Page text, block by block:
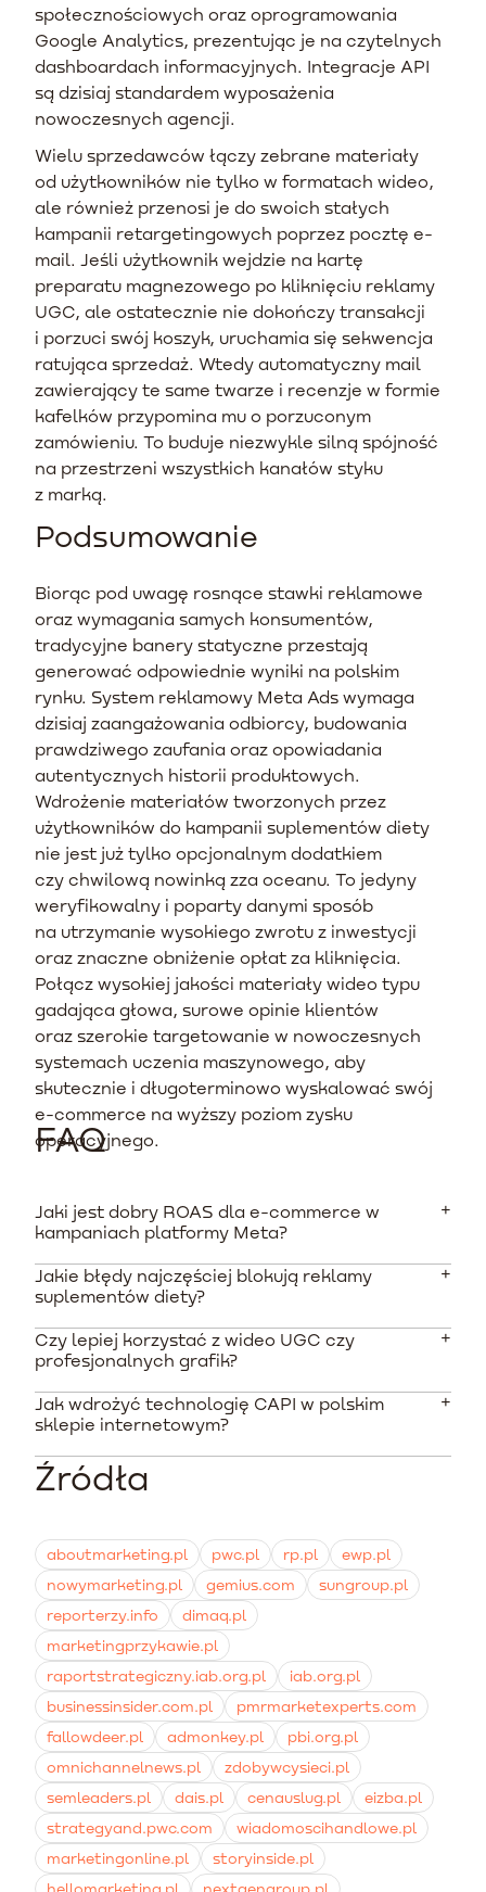
społecznościowych oraz oprogramowania
Google Analytics, prezentując je na czytelnych
dashboardach informacyjnych. Integracje API
są dzisiaj standardem wyposażenia
nowoczesnych agencji.
Wielu sprzedawców łączy zebrane materiały
od użytkowników nie tylko w formatach wideo,
ale również przenosi je do swoich stałych
kampanii retargetingowych poprzez pocztę e-
mail. Jeśli użytkownik wejdzie na kartę
preparatu magnezowego po kliknięciu reklamy
UGC, ale ostatecznie nie dokończy transakcji
i porzuci swój koszyk, uruchamia się sekwencja
ratująca sprzedaż. Wtedy automatyczny mail
zawierający te same twarze i recenzje w formie
kafelków przypomina mu o porzuconym
zamówieniu. To buduje niezwykle silną spójność
na przestrzeni wszystkich kanałów styku
z marką.
Podsumowanie
Biorąc pod uwagę rosnące stawki reklamowe
oraz wymagania samych konsumentów,
tradycyjne banery statyczne przestają
generować odpowiednie wyniki na polskim
rynku. System reklamowy Meta Ads wymaga
dzisiaj zaangażowania odbiorcy, budowania
prawdziwego zaufania oraz opowiadania
autentycznych historii produktowych.
Wdrożenie materiałów tworzonych przez
użytkowników do kampanii suplementów diety
nie jest już tylko opcjonalnym dodatkiem
czy chwilową nowinką zza oceanu. To jedyny
weryfikowalny i poparty danymi sposób
na utrzymanie wysokiego zwrotu z inwestycji
oraz znaczne obniżenie opłat za kliknięcia.
Połącz wysokiej jakości materiały wideo typu
gadająca głowa, surowe opinie klientów
oraz szerokie targetowanie w nowoczesnych
systemach uczenia maszynowego, aby
skutecznie i długoterminowo wyskalować swój
e-commerce na wyższy poziom zysku
operacyjnego.
FAQ
Jaki jest dobry ROAS dla e-commerce w
kampaniach platformy Meta?
Średni ROAS dla e-commerce na polskim rynku wynosi
wydaną złotówkę). Za wynik bardzo solidny uważa się
ROAS na poziomie 400-500%, a najlepsze,
próg 800% zwrotu z inwestycji.
Jakie błędy najczęściej blokują reklamy
suplementów diety?
Największym błędem jest przypisywanie suplementom
zapobiegania chorobom ludzkim. Brak wyraźnego
oznaczenia preparatu sformułowaniem SUPLEMENT
regulaminowe sieci.
Czy lepiej korzystać z wideo UGC czy
profesjonalnych grafik?
Dane rynkowe wskazują, że surowe formy wideo typu
zaangażowanie i konwersje, zwłaszcza na wczesnym
etapie lejka (TOFU). Wynika to z faktu, że konsumenci
często po prostu ignorowane.
Jak wdrożyć technologię CAPI w polskim
sklepie internetowym?
Implementację Conversions API najszybciej wykonasz
wdrożenie Server-Side Google Tag Manager (SST GTM).
Jest to w 2025 roku standard technologiczny
zabezpieczający Twoje wyniki biznesowe przed
blokadami ciasteczek.
Źródła
aboutmarketing.pl pwc.pl rp.pl
ewp.pl
nowymarketing.pl
gemius.com
sungroup.pl
reporterzy.info
dimaq.pl
marketingprzykawie.pl
raportstrategiczny.iab.org.pl
iab.org.pl
businessinsider.com.pl
pmrmarketexperts.com
fallowdeer.pl
admonkey.pl
pbi.org.pl
omnichannelnews.pl
zdobywcysieci.pl
semleaders.pl
dais.pl cenauslug.pl
eizba.pl
strategyand.pwc.com
wiadomoscihandlowe.pl
marketingonline.pl
storyinside.pl